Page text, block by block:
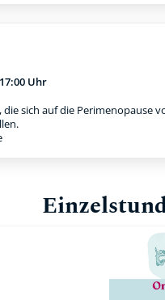
17:00 Uhr
die sich auf die